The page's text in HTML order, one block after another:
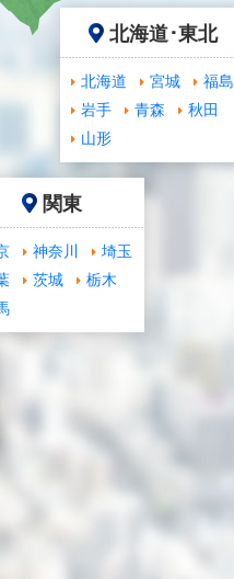
関東
神奈川
埼玉
茨城
栃木
北海道･東北
北海道 宮城
福島
岩手
青森
秋田
山形